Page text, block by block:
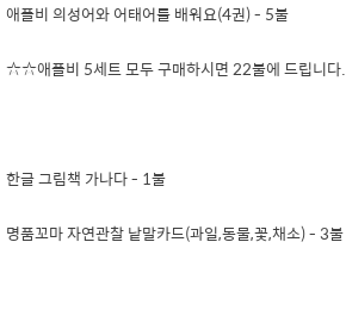
애플비 의성어와 어태어를 배워요(4권) - 5불
☆☆애플비 5세트 모두 구매하시면 22불에 드립니다.
한글 그림책 가나다 - 1불
명품꼬마 자연관찰 낱말카드(과일,동물,꽃,채소) - 3불